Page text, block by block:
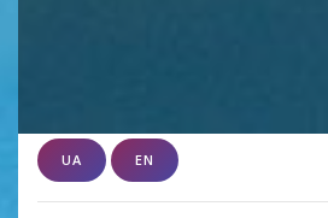
UA EN